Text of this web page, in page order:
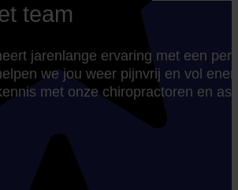
team
jarenlange ervaring met een
we jou weer pijnvrij en vol
met onze chiropractoren en